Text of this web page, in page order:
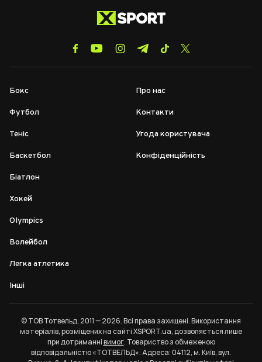
Бокс
Футбол
Теніс
Баскетбол
Біатлон
Хокей
Olympics
Волейбол
Легка атлетика
Інші
Про нас
Контакти
Угода користувача
Конфіденційність
© ТОВ Тотвельд, 2011 — 2026. Всі права захищені. Використання
матеріалів, розміщених на сайті XSPORT.ua, дозволяється лише
при дотриманнівимог. Товариство з обмеженою
відповідальністю «ТОТВЕЛЬД». Адреса: 04112, м. Київ, вул.